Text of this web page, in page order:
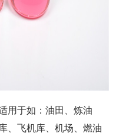
于如：油田、炼油
、飞机库、机场、燃油